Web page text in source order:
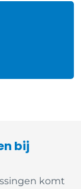
bij
komt